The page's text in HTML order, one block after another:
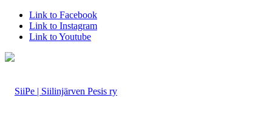
Link to Facebook
Link to Instagram
Link to Youtube